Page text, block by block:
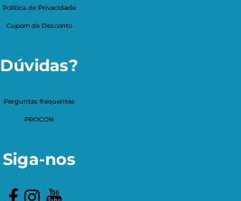
Politica de Privacidade
Cupom de Desconto
Dúvidas?
Perguntas frequentes
PROCON
Siga-nos